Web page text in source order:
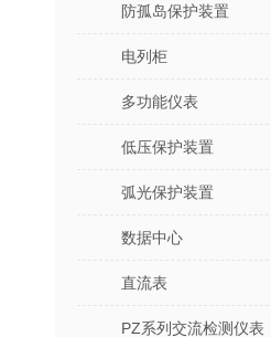
防孤岛保护装置
电列柜
多功能仪表
低压保护装置
弧光保护装置
数据中心
直流表
PZ系列交流检测仪表